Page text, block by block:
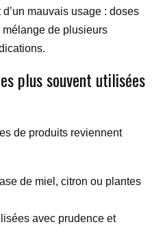
mauvais usage : doses
de plusieurs
plus souvent utilisées
de produits reviennent
de miel, citron ou plantes
avec prudence et